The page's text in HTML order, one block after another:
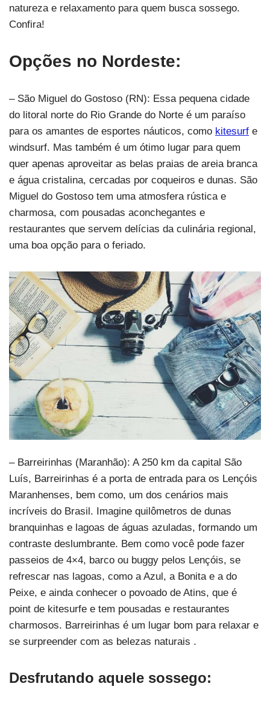
natureza e relaxamento para quem busca sossego.
Confira!
Opções no Nordeste:
– São Miguel do Gostoso (RN): Essa pequena cidade
do litoral norte do Rio Grande do Norte é um paraíso
para os amantes de esportes náuticos, como kitesurf e
windsurf. Mas também é um ótimo lugar para quem
quer apenas aproveitar as belas praias de areia branca
e água cristalina, cercadas por coqueiros e dunas. São
Miguel do Gostoso tem uma atmosfera rústica e
charmosa, com pousadas aconchegantes e
restaurantes que servem delícias da culinária regional,
uma boa opção para o feriado.
– Barreirinhas (Maranhão): A 250 km da capital São
Luís, Barreirinhas é a porta de entrada para os Lençóis
Maranhenses, bem como, um dos cenários mais
incríveis do Brasil. Imagine quilômetros de dunas
branquinhas e lagoas de águas azuladas, formando um
contraste deslumbrante. Bem como você pode fazer
passeios de 4×4, barco ou buggy pelos Lençóis, se
refrescar nas lagoas, como a Azul, a Bonita e a do
Peixe, e ainda conhecer o povoado de Atins, que é
point de kitesurfe e tem pousadas e restaurantes
charmosos. Barreirinhas é um lugar bom para relaxar e
se surpreender com as belezas naturais .
Desfrutando aquele sossego: